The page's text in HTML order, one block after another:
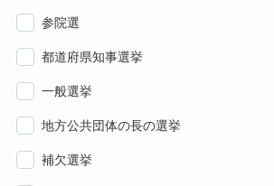
参院選
都道府県知事選挙
一般選挙
地方公共団体の長の選挙
補欠選挙